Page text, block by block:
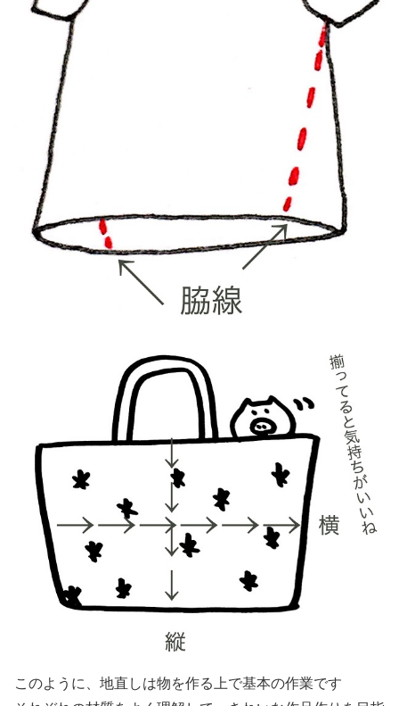
このように、地直しは物を作る上で基本の作業です